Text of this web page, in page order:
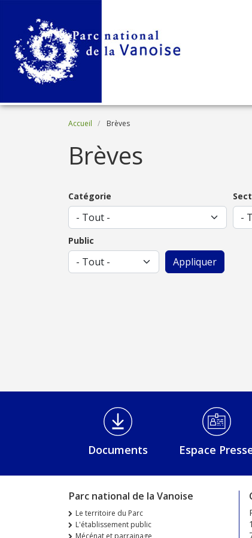
Fil d'Ariane
Accueil Brèves
Brèves
Catégorie
Public
Médiathèque Footer
Documents Espace
Parc national de la Vanoise
Le territoire du Parc
L'établissement public
Mécénat et parrainage